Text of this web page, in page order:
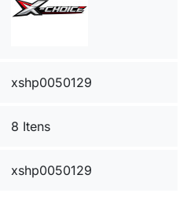
xshp0050129
8 Itens
xshp0050129